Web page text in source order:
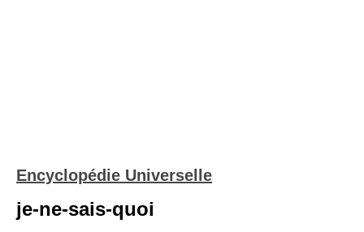
Encyclopédie Universelle
je-ne-sais-quoi